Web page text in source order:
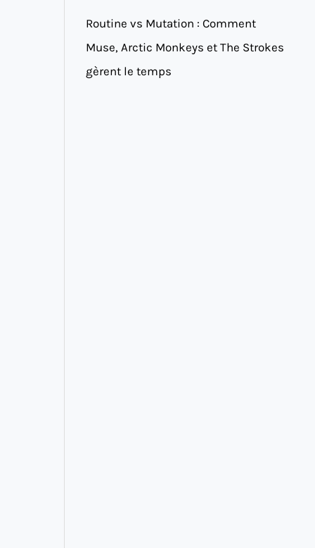
Routine vs Mutation : Comment
Muse, Arctic Monkeys et The Strokes
gèrent le temps